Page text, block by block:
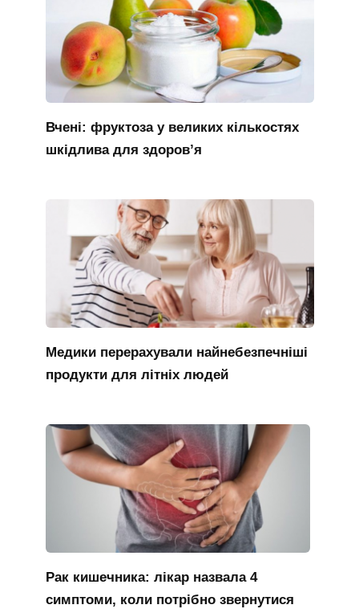
Вчені: фруктоза у великих кількостях
шкідлива для здоров’я
Медики перерахували найнебезпечніші
продукти для літніх людей
Рак кишечника: лікар назвала 4
симптоми, коли потрібно звернутися